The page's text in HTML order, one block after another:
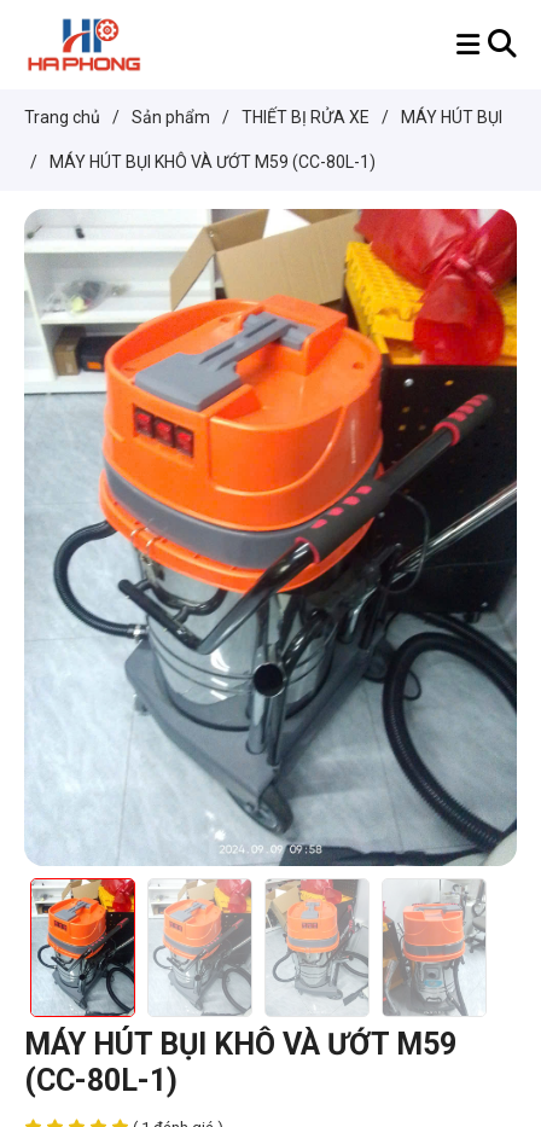
Trang chủ / Sản phẩm / THIẾT BỊ RỬA XE / MÁY HÚT BỤI
/ MÁY HÚT BỤI KHÔ VÀ ƯỚT M59 (CC-80L-1)
MÁY HÚT BỤI KHÔ VÀ ƯỚT M59
(CC-80L-1)